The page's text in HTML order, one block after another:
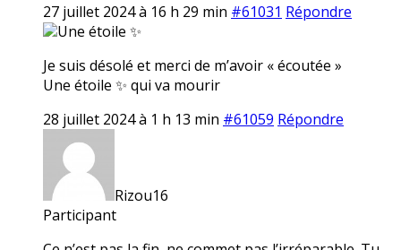
27 juillet 2024 à 16 h 29 min #61031 Répondre
Une étoile ✨
Je suis désolé et merci de m’avoir « écoutée »
Une étoile ✨ qui va mourir
28 juillet 2024 à 1 h 13 min #61059 Répondre
Rizou16
Participant